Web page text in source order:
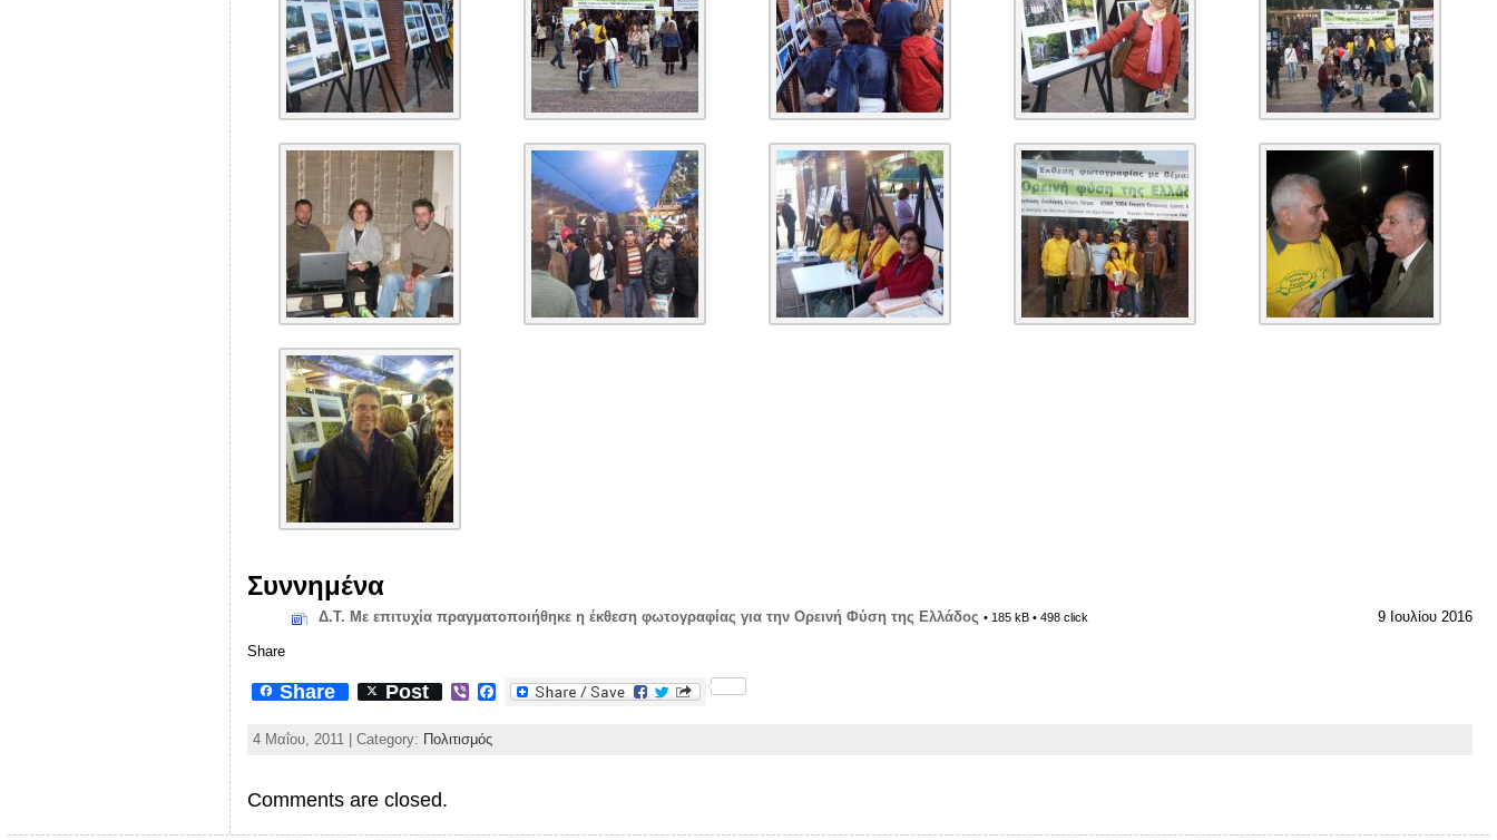
Συννημένα
Δ.Τ. Με επιτυχία πραγματοποιήθηκε η έκθεση φωτογραφίας για την Ορεινή Φύση της Ελλάδος • 185 kB • 498 click 9 Ιουλίου 2016
Share
Share Post
V
e
F
4 Μαΐου, 2011 | Category: Πολιτισμός
Comments are closed.